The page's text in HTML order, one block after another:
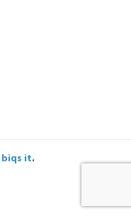
biqs it.